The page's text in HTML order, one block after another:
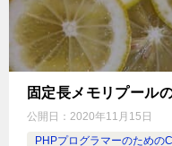
固定長メモリプール
公開日： 2020年11月15日
PHPプログラマーのための